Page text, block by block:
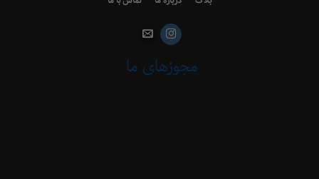
مجوزهای ما